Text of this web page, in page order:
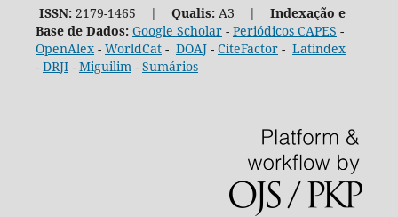
ISSN:2179-1465 | Qualis:A3 | Indexação e
Base de Dados: Google Scholar- Periódicos CAPES -
OpenAlex- WorldCat- DOAJ- CiteFactor- Latindex
- DRJI- Miguilim- Sumários